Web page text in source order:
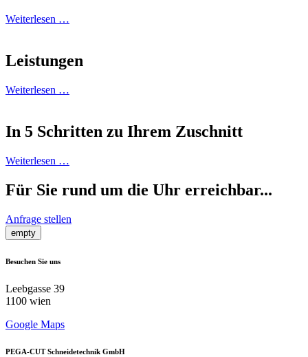
Weiterlesen …
Leistungen
Weiterlesen …
In 5 Schritten zu Ihrem Zuschnitt
Weiterlesen …
Für Sie rund um die Uhr erreichbar...
Anfrage stellen
empty
Besuchen Sie uns
Leebgasse 39
1100 wien
Google Maps
PEGA-CUT Schneidetechnik GmbH